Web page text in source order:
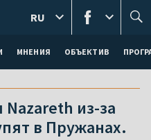
МНЕНИЯ ОБЪЕКТИВ
RU
из-за
в Пружанах.